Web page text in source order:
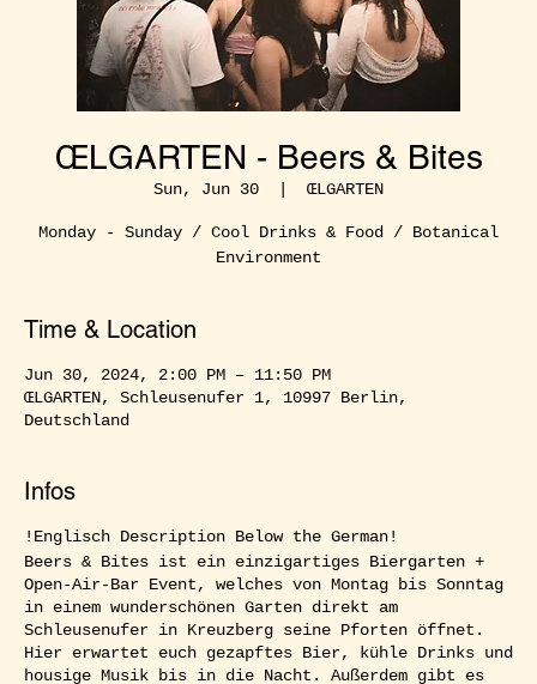
ŒLGARTEN - Beers & Bites
Sun, Jun 30
  |
ŒLGARTEN
Monday - Sunday / Cool Drinks & Food / Botanical
Environment
Time & Location
Jun 30, 2024, 2:00 PM – 11:50 PM
ŒLGARTEN, Schleusenufer 1, 10997 Berlin,
Deutschland
Infos
!Englisch Description Below the German!
Beers & Bites ist ein einzigartiges Biergarten +
Open-Air-Bar Event, welches von Montag bis Sonntag
in einem wunderschönen Garten direkt am
Schleusenufer in Kreuzberg seine Pforten öffnet.
Hier erwartet euch gezapftes Bier, kühle Drinks und
housige Musik bis in die Nacht. Außerdem gibt es